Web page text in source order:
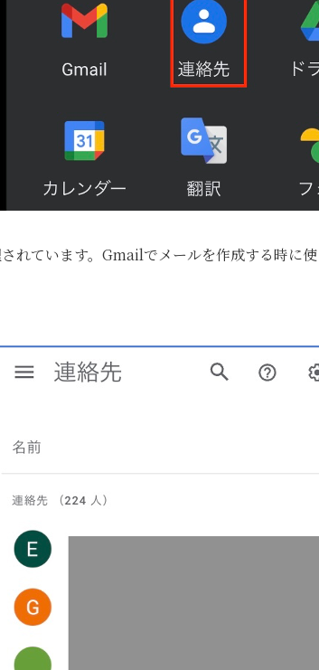
れています。Gmailでメールを作成する時に